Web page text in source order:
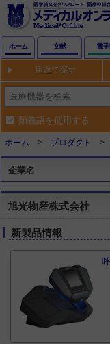
ホーム 文献 電
用途で探す
類義語を使用する
ホーム プロダクト
企業名
旭光物産株式会社
新製品情報